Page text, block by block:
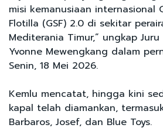
misi kemanusiaan internasional
Flotilla (GSF) 2.0 di sekitar
Mediterania Timur,” ungkap Juru
Yvonne Mewengkang dalam
Senin, 18 Mei 2026.
Kemlu mencatat, hingga kini
kapal telah diamankan,
Barbaros, Josef, dan Blue Toys.